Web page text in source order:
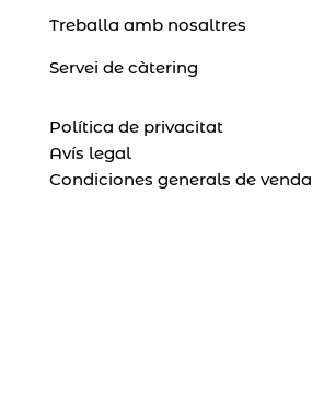
Treballa amb nosaltres
Servei de càtering
Política de privacitat
Avís legal
Condiciones generals de venda